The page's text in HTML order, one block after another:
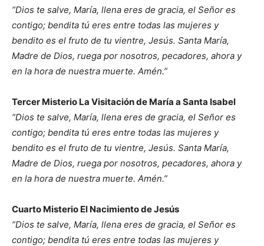
“Dios te salve, María, llena eres de gracia, el Señor es
contigo; bendita tú eres entre todas las mujeres y
bendito es el fruto de tu vientre, Jesús. Santa María,
Madre de Dios, ruega por nosotros, pecadores, ahora y
en la hora de nuestra muerte. Amén.”
Tercer Misterio La Visitación de María a Santa Isabel
“Dios te salve, María, llena eres de gracia, el Señor es
contigo; bendita tú eres entre todas las mujeres y
bendito es el fruto de tu vientre, Jesús. Santa María,
Madre de Dios, ruega por nosotros, pecadores, ahora y
en la hora de nuestra muerte. Amén.”
Cuarto Misterio El Nacimiento de Jesús
“Dios te salve, María, llena eres de gracia, el Señor es
contigo; bendita tú eres entre todas las mujeres y